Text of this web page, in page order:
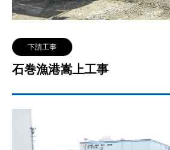
下請工事
石巻漁港嵩上工事